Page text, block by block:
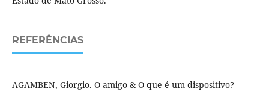
REFERÊNCIAS
AGAMBEN, Giorgio. O amigo & O que é um dispositivo?